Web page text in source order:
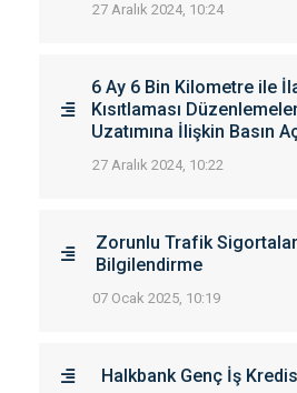
27 Aralık 2024, 10:24
6 Ay 6 Bin Kilometre ile
Kısıtlaması
Uzatımına İlişkin Basın
27 Aralık 2024, 10:22
Zorunlu Trafik
Bilgilendirme
07 Ocak 2025, 10:19
Halkbank Genç İş